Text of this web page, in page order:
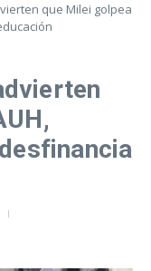
que Milei golpea